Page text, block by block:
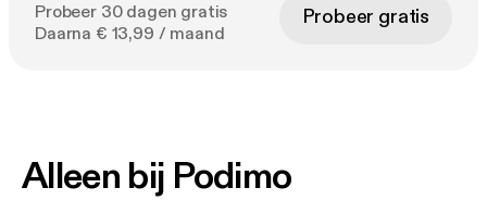
Probeer 30 dagen gratis
Daarna € 13,99 / maand
Probeer gratis
Alleen bij Podimo